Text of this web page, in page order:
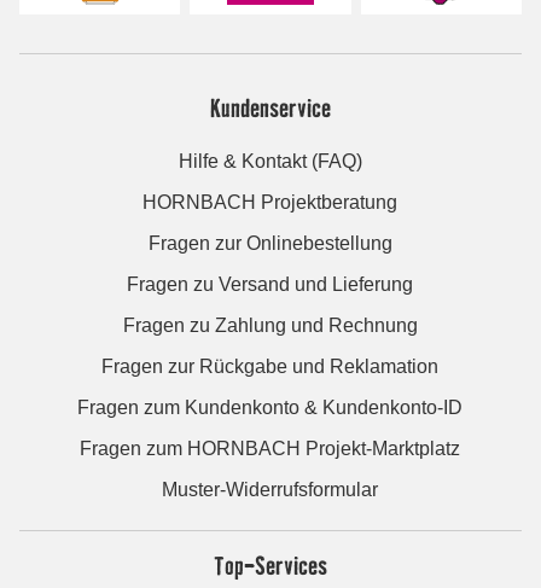
Kundenservice
Hilfe & Kontakt (FAQ)
HORNBACH Projektberatung
Fragen zur Onlinebestellung
Fragen zu Versand und Lieferung
Fragen zu Zahlung und Rechnung
Fragen zur Rückgabe und Reklamation
Fragen zum Kundenkonto & Kundenkonto-ID
Fragen zum HORNBACH Projekt-Marktplatz
Muster-Widerrufsformular
Top-Services